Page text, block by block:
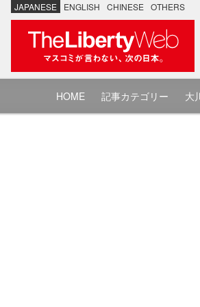
JAPANESE ENGLISH CHINESE OTHERS
HOME 記事カテゴリー 大